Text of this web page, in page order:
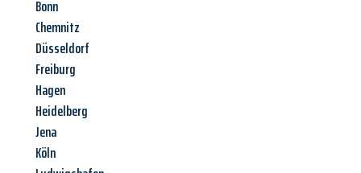
Bonn
Chemnitz
Düsseldorf
Freiburg
Hagen
Heidelberg
Jena
Köln